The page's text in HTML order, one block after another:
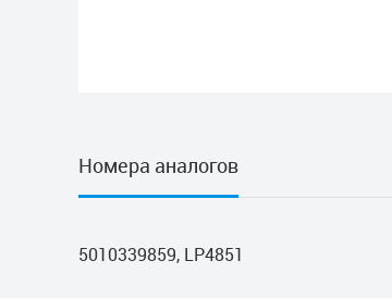
Номера аналогов
5010339859, LP4851